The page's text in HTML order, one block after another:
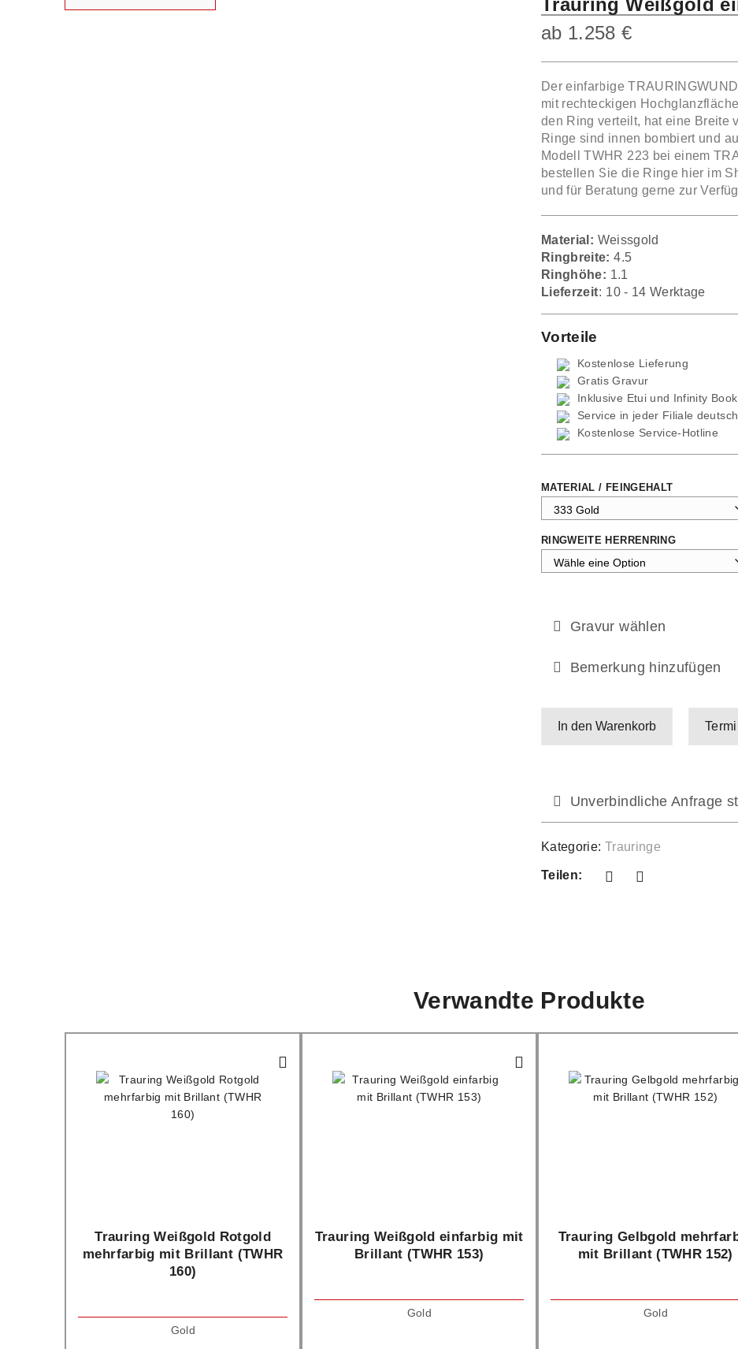
Trauring Weißgold
ab 1.258€
Der einfarbige
mit rechteckigen
den Ring verteilt, hat eine Breite
Ringe sind innen bombiert und
Modell TWHR 223 bei einem
bestellen Sie die Ringe hier im
und für Beratung gerne zur
Material: Weissgold
Ringbreite: 4.5
Ringhöhe: 1.1
Lieferzeit: 10 - 14 Werktage
Vorteile
Kostenlose Lieferung
Gratis Gravur
Inklusive Etui und Infinity Book
Service in jeder Filiale
Kostenlose Service-Hotline
MATERIAL / FEINGEHALT
RINGWEITE HERRENRING
Gravur wählen
Bemerkung hinzufügen
In den Warenkorb
Unverbindliche Anfrage
Kategorie: Trauringe
Teilen:
Verwandte Produkte
Trauring Weißgold Rotgold
mehrfarbig mit Brillant (TWHR
160)
Gold
Trauring Weißgold einfarbig mit
Brillant (TWHR 153)
Gold
Trauring Gelbgold
mit Brillant (TWHR 152)
Gold